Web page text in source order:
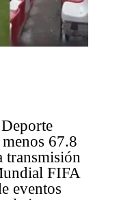
67.8
transmisión
FIFA
eventos